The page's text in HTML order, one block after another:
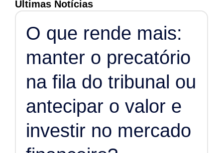
Ultimas Notícias
O que rende mais:
manter o precatório
na fila do tribunal ou
antecipar o valor e
investir no mercado